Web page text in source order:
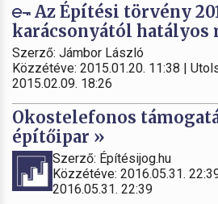
Az Építési törvény
karácsonyától hatályos
Szerző: Jámbor László
Közzétéve: 2015.01.20. 11:38 |
2015.02.09. 18:26
Okostelefonos
építőipar »
Szerző: Építésijog.hu
Közzétéve: 2016.05.31.
2016.05.31. 22:39